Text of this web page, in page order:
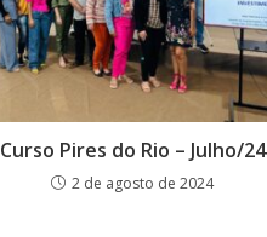
Curso Pires do Rio – Julho/24
2 de agosto de 2024